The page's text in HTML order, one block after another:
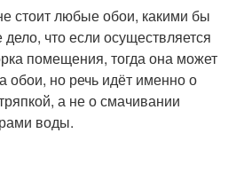
стоит любые обои, какими бы
что если осуществляется
помещения, тогда она может
обои, но речь идёт именно о
а не о смачивании
воды.